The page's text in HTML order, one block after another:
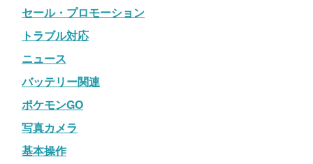
セール・プロモーション
トラブル対応
ニュース
バッテリー関連
ポケモンGO
写真カメラ
基本操作